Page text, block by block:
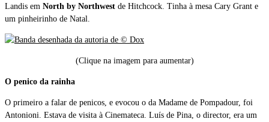
Landis em North by Northwest de Hitchcock. Tinha à mesa Cary Grant e
um pinheirinho de Natal.
(Clique na imagem para aumentar)
O penico da rainha
O primeiro a falar de penicos, e evocou o da Madame de Pompadour, foi
Antonioni. Estava de visita à Cinemateca. Luís de Pina, o director, era um